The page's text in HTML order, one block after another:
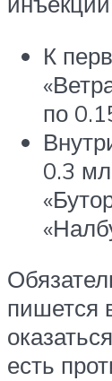
К
по
0.3
пишется
есть